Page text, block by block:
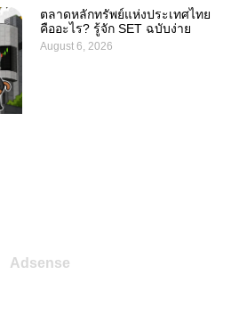
ตลาดหลักทรัพย์แห่งประเทศไทย
คืออะไร? รู้จัก SET ฉบับง่าย
August 6, 2026
Adsense